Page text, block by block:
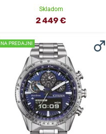
Skladom
2 449 €
NA PREDAJNI